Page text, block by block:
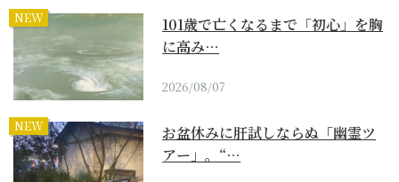
NEW
101歳で亡くなるまで「初心」を胸
に高み…
2026/08/07
NEW
お盆休みに肝試しならぬ「幽霊ツ
アー」。“…